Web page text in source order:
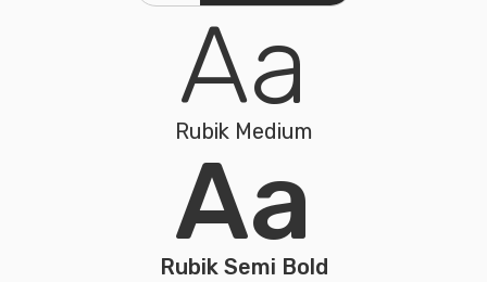
Aa
Rubik Medium
Aa
Rubik Semi Bold